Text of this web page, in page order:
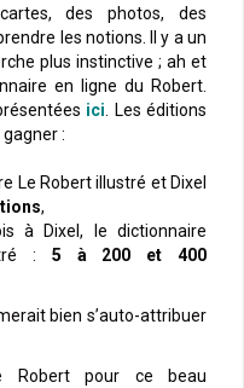
des photos, des
les notions. Il y a un
plus instinctive ; ah et
en ligne du Robert.
ici . Les éditions
:
Le Robert illustré et Dixel
,
à Dixel, le dictionnaire
: 5 à 200 et 400
bien s’auto-attribuer
Robert pour ce beau